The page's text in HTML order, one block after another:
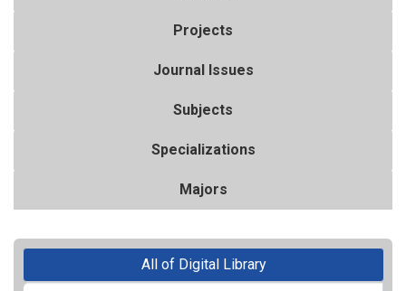
Projects
Journal Issues
Subjects
Specializations
Majors
All of Digital Library